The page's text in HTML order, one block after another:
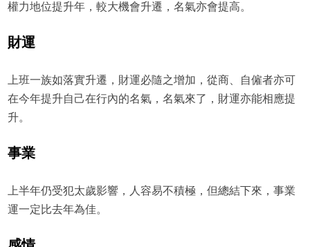
權力地位提升年，較大機會升遷，名氣亦會提高。
財運
上班一族如落實升遷，財運必隨之增加，從商、自僱者亦可
在今年提升自己在行內的名氣，名氣來了，財運亦能相應提
升。
事業
上半年仍受犯太歲影響，人容易不積極，但總結下來，事業
運一定比去年為佳。